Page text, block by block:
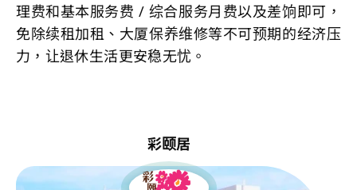
理费和基本服务费 / 综合服务月费以及差饷即可，
免除续租加租、大厦保养维修等不可预期的经济压
力，让退休生活更安稳无忧。
彩颐居